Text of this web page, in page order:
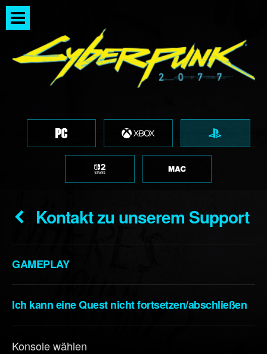
Kontakt zu unserem Support
GAMEPLAY
Ich kann eine Quest nicht fortsetzen/abschließen
Konsole wählen